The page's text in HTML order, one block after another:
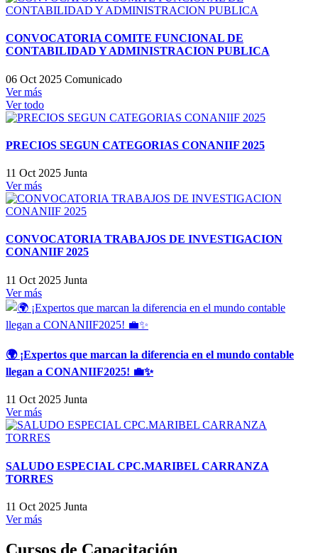
CONVOCATORIA COMITE FUNCIONAL DE
CONTABILIDAD Y ADMINISTRACION PUBLICA
06 Oct 2025 Comunicado
Ver más
Ver todo
PRECIOS SEGUN CATEGORIAS CONANIIF 2025
11 Oct 2025 Junta
Ver más
CONVOCATORIA TRABAJOS DE INVESTIGACION
CONANIIF 2025
11 Oct 2025 Junta
Ver más
🌍 ¡Expertos que marcan la diferencia en el mundo contable
llegan a CONANIIF2025! 💼✨
11 Oct 2025 Junta
Ver más
SALUDO ESPECIAL CPC.MARIBEL CARRANZA
TORRES
11 Oct 2025 Junta
Ver más
Cursos de Capacitación